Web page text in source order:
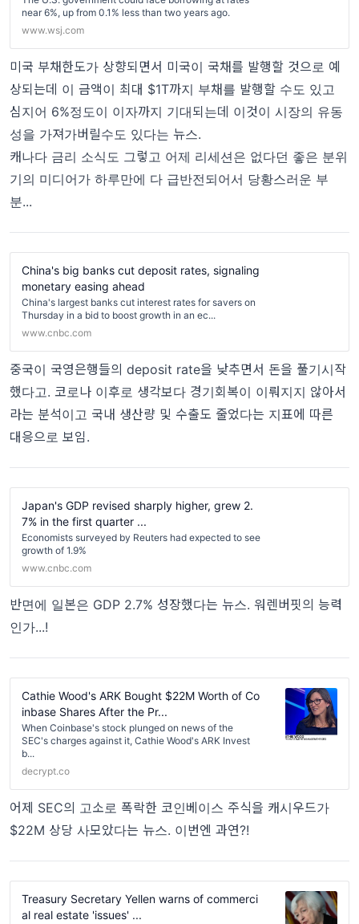
near 6%, up from 0.1% less than two years ago.
www.wsj.com
미국 부채한도가 상향되면서 미국이 국채를 발행할 것으로 예
상되는데 이 금액이 최대 $1T까지 부채를 발행할 수도 있고
심지어 6%정도이 이자까지 기대되는데 이것이 시장의 유동
성을 가져가버릴수도 있다는 뉴스.
캐나다 금리 소식도 그렇고 어제 리세션은 없다던 좋은 분위
기의 미디어가 하루만에 다 급반전되어서 당황스러운 부
분...
China's big banks cut deposit rates, signaling
monetary easing ahead
China's largest banks cut interest rates for savers on
Thursday in a bid to boost growth in an ec...
www.cnbc.com
중국이 국영은행들의 deposit rate을 낮추면서 돈을 풀기시작
했다고. 코로나 이후로 생각보다 경기회복이 이뤄지지 않아서
라는 분석이고 국내 생산량 및 수출도 줄었다는 지표에 따른
대응으로 보임.
Japan's GDP revised sharply higher, grew 2.
7% in the first quarter ...
Economists surveyed by Reuters had expected to see
growth of 1.9%
www.cnbc.com
반면에 일본은 GDP 2.7% 성장했다는 뉴스. 워렌버핏의 능력
인가...!
Cathie Wood's ARK Bought $22M Worth of Co
inbase Shares After the Pr...
When Coinbase's stock plunged on news of the
SEC's charges against it, Cathie Wood's ARK Invest
b...
decrypt.co
어제 SEC의 고소로 폭락한 코인베이스 주식을 캐시우드가
$22M 상당 사모았다는 뉴스. 이번엔 과연?!
Treasury Secretary Yellen warns of commerci
al real estate 'issues' ...